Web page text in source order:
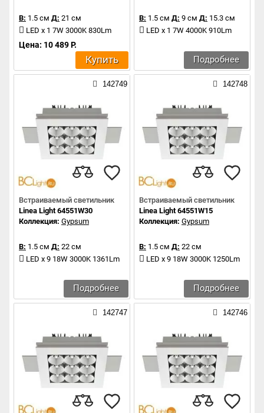
В: 1.5 см Д: 21 см
LED x 1 7W 3000K 830Lm
Цена: 10 489 Р.
Купить
В: 1.5 см Д: 9 см Д: 15.3 см
LED x 1 7W 4000K 910Lm
Подробнее
142749
Встраиваемый светильник
Linea Light 64551W30
Коллекция: Gypsum
В: 1.5 см Д: 22 см
LED x 9 18W 3000K 1361Lm
Подробнее
142748
Встраиваемый светильник
Linea Light 64551W15
Коллекция: Gypsum
В: 1.5 см Д: 22 см
LED x 9 18W 3000K 1250Lm
Подробнее
142747 142746